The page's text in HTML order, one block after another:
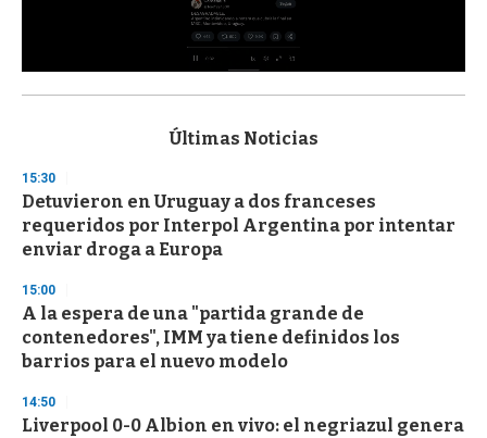
s
d
s
o
f
3
s
e
c
o
n
Últimas Noticias
15:30
Detuvieron en Uruguay a dos franceses
requeridos por Interpol Argentina por intentar
enviar droga a Europa
15:00
A la espera de una "partida grande de
contenedores", IMM ya tiene definidos los
barrios para el nuevo modelo
14:50
Liverpool 0-0 Albion en vivo: el negriazul genera